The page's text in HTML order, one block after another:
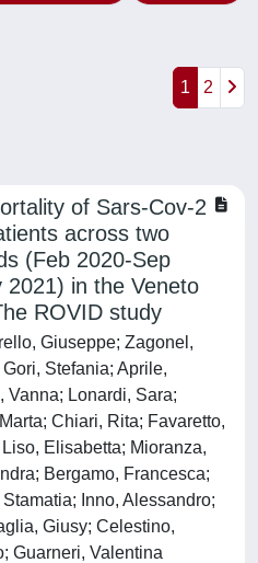
1 2
of Sars-Cov-2
across two
(Feb 2020-Sep
2021) in the Veneto
ROVID study
Giuseppe; Zagonel,
Stefania; Aprile,
Lonardi, Sara;
Chiari, Rita; Favaretto,
Elisabetta; Mioranza,
Bergamo, Francesca;
Inno, Alessandro;
Giusy; Celestino,
Guarneri, Valentina